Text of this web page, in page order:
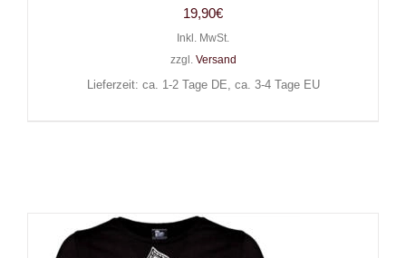
19,90€
Inkl. MwSt.
zzgl. Versand
Lieferzeit: ca. 1-2 Tage DE, ca. 3-4 Tage EU